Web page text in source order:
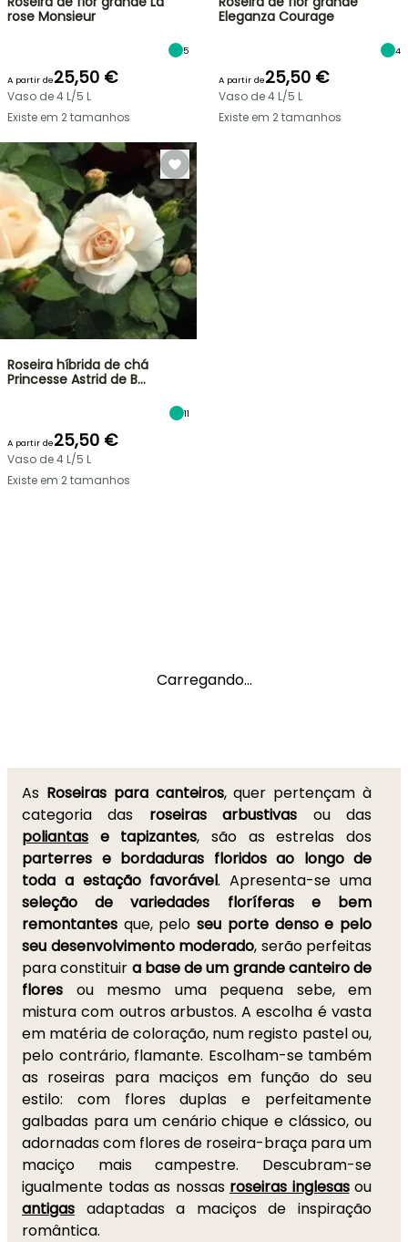
rose Monsieur
5
A partir de25,50 €
Vaso de 4 L/5 L
Existe em 2 tamanhos
Eleganza Courage
4
A partir de25,50 €
Vaso de 4 L/5 L
Existe em 2 tamanhos
Roseira híbrida de chá
Princesse Astrid de B…
11
A partir de25,50 €
Vaso de 4 L/5 L
Existe em 2 tamanhos
Carregando...
As Roseiras para canteiros, quer pertençam à
categoria das roseiras arbustivas ou das
poliantas e tapizantes, são as estrelas dos
parterres e bordaduras floridos ao longo de
toda a estação favorável. Apresenta-se uma
seleção de variedades floríferas e bem
remontantes que, peloseu porte denso e pelo
seu desenvolvimento moderado, serão perfeitas
para constituir a base de um grande canteiro de
flores ou mesmo uma pequena sebe, em
mistura com outros arbustos. A escolha é vasta
em matéria de coloração, num registo pastel ou,
pelo contrário, flamante. Escolham-se também
as roseiras para maciços em função do seu
estilo: com flores duplas e perfeitamente
galbadas para um cenário chique e clássico, ou
adornadas com flores de roseira-braça para um
maciço mais campestre. Descubram-se
igualmente todas as nossas roseiras inglesasou
antigas adaptadas a maciços de inspiração
romântica.